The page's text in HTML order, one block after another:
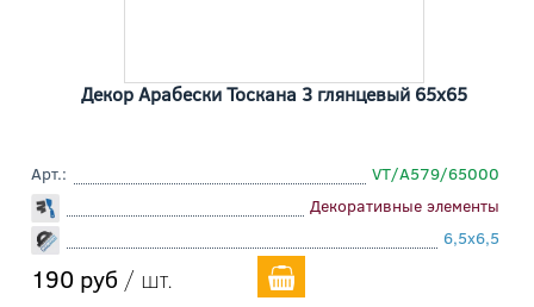
Декор Арабески Тоскана 3 глянцевый 65x65
Арт.:
VT/A579/65000
Декоративные элементы
6,5x6,5
190 руб / шт.